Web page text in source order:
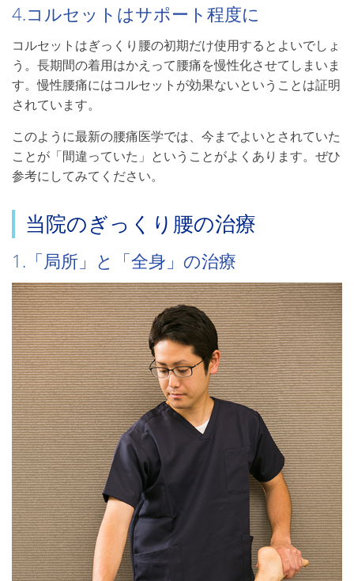
4.コルセットはサポート程度に
コルセットはぎっくり腰の初期だけ使用するとよいでしょ
う。長期間の着用はかえって腰痛を慢性化させてしまいま
す。慢性腰痛にはコルセットが効果ないということは証明
されています。
このように最新の腰痛医学では、今までよいとされていた
ことが「間違っていた」ということがよくあります。ぜひ
参考にしてみてください。
当院のぎっくり腰の治療
1.「局所」と「全身」の治療